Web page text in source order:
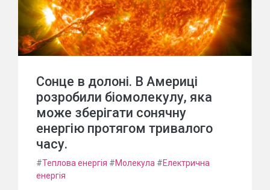
Сонце в долоні. В Америці
розробили біомолекулу, яка
може зберігати сонячну
енергію протягом тривалого
часу.
#Теплова енергія #Молекула #Електрична
енергія